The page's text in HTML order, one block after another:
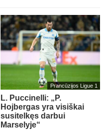
Prancūzijos Ligue 1
L. Puccinelli: „P.
Hojbergas yra visiškai
susitelkęs darbui
Marselyje“